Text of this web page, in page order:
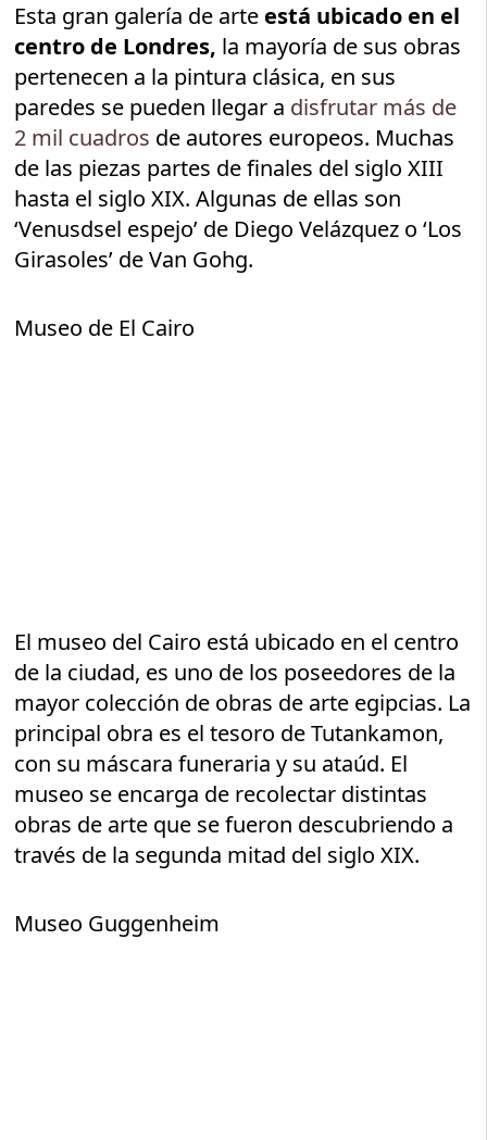
Esta gran galería de arte está ubicado en el
centro de Londres, la mayoría de sus obras
pertenecen a la pintura clásica, en sus
paredes se pueden llegar a disfrutar más de
2 mil cuadros de autores europeos. Muchas
de las piezas partes de finales del siglo XIII
hasta el siglo XIX. Algunas de ellas son
‘Venusdsel espejo’ de Diego Velázquez o ‘Los
Girasoles’ de Van Gohg.
Museo de El Cairo
El museo del Cairo está ubicado en el centro
de la ciudad, es uno de los poseedores de la
mayor colección de obras de arte egipcias. La
principal obra es el tesoro de Tutankamon,
con su máscara funeraria y su ataúd. El
museo se encarga de recolectar distintas
obras de arte que se fueron descubriendo a
través de la segunda mitad del siglo XIX.
Museo Guggenheim